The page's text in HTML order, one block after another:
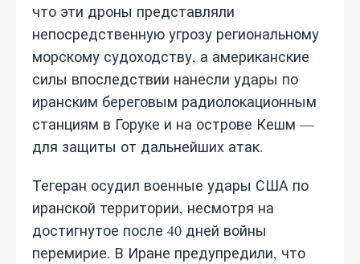
что эти дроны представляли
непосредственную угрозу региональному
морскому судоходству, а американские
силы впоследствии нанесли удары по
иранским береговым радиолокационным
станциям в Горуке и на острове Кешм —
для защиты от дальнейших атак.
Тегеран осудил военные удары США по
иранской территории, несмотря на
достигнутое после 40 дней войны
перемирие. В Иране предупредили, что